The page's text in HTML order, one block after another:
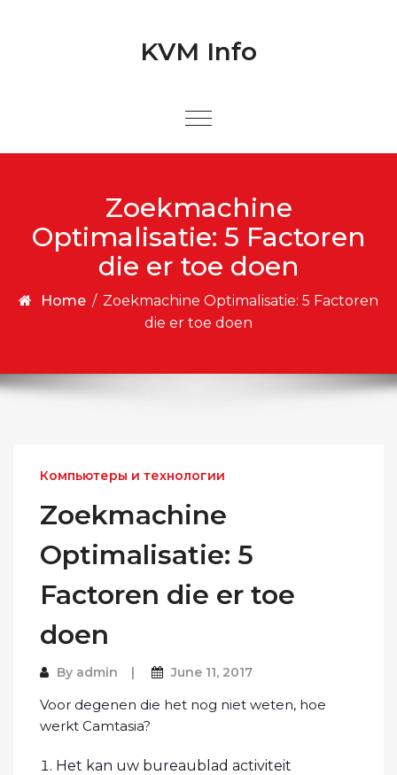
KVM Info
Zoekmachine
Optimalisatie: 5 Factoren
die er toe doen
Home / Zoekmachine Optimalisatie: 5 Factoren
die er toe doen
Компьютеры и технологии
Zoekmachine
Optimalisatie: 5
Factoren die er toe
doen
By admin June 11, 2017
Voor degenen die het nog niet weten, hoe
werkt Camtasia?
Het kan uw bureaublad activiteit